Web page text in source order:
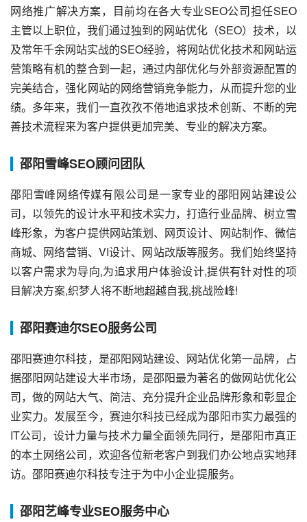
网络推广解决方案，目前均在各大专业SEO公司担任SEO
主管以上职位，我们通过独到的网站优化（SEO）技术，以
及常年千余网站实战的SEO经验，将网站优化技术和网站运
营策略有机的整合到一起，通过内部优化与外部资源配置的
完美结合，强化网站的网络营销竞争能力，从而提升您的业
绩。多年来，我们一直孜孜不倦地追求技术创新、不断的完
善技术流程来为客户提供更加完美、专业的解决方案。
邵阳雪峰SEO顾问团队
邵阳雪峰网络传媒有限公司是一家专业的邵阳网站建设公
司，以领先的设计水平和技术实力，打造行业品牌、树立雪
峰形象，为客户提供网站策划、网页设计、网站制作、微信
商城、网络营销、VI设计、网站改版等服务。我们始终坚持
以客户需求为导向,为追求用户体验设计,提供有针对性的项
目解决方案,织梦人将不断地超越自我,挑战险峰!
邵阳赛迪尔SEO服务公司
邵阳赛迪尔科技，是邵阳网站建设、网站优化第一品牌，占
据邵阳网站建设大半市场，是邵阳最为著名的做网站优化公
司，做的网站大气、简洁、充分提升企业品牌形象和彰显企
业实力。发展至今，赛迪尔科技已经成为邵阳市实力最强的
IT公司，设计力量与技术力量全面领先同行，是邵阳市真正
的本土网络公司，欢迎各位新老客户到我们办公地点实地拜
访。邵阳赛迪尔科技专注于为中小企业提服务。
邵阳艺峰专业SEO服务中心